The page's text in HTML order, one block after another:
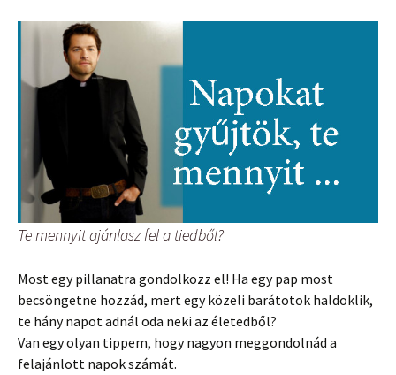
Te mennyit ajánlasz fel a tiedből?
Most egy pillanatra gondolkozz el! Ha egy pap most
becsöngetne hozzád, mert egy közeli barátotok haldoklik,
te hány napot adnál oda neki az életedből?
Van egy olyan tippem, hogy nagyon meggondolnád a
felajánlott napok számát.